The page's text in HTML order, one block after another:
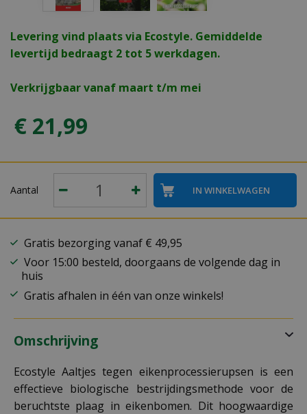
Levering vind plaats via Ecostyle. Gemiddelde
levertijd bedraagt 2 tot 5 werkdagen.
Verkrijgbaar vanaf maart t/m mei
€ 21,99
Aantal
Gratis bezorging vanaf € 49,95
Voor 15:00 besteld, doorgaans de volgende dag in
huis
Gratis afhalen in één van onze winkels!
Omschrijving
Ecostyle Aaltjes tegen eikenprocessierupsen is een
effectieve biologische bestrijdingsmethode voor de
beruchtste plaag in eikenbomen. Dit hoogwaardige